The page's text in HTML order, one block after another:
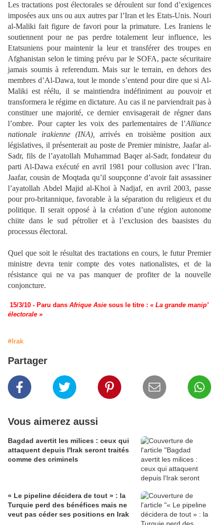
Les tractations post électorales se déroulent sur fond d’exigences
imposées aux uns ou aux autres par l’Iran et les Etats-Unis. Nouri
al-Maliki fait figure de favori pour la primature. Les Iraniens le
soutiennent pour ne pas perdre totalement leur influence, les
Etatsuniens pour maintenir la leur et transférer des troupes en
Afghanistan selon le timing prévu par le SOFA, pacte sécuritaire
jamais soumis à referendum. Mais sur le terrain, en dehors des
membres d’Al-Dawa, tout le monde s’entend pour dire que si Al-
Maliki est réélu, il se maintiendra indéfiniment au pouvoir et
transformera le régime en dictature. Au cas il ne parviendrait pas à
constituer une majorité, ce dernier envisagerait de régner dans
l’ombre. Pour capter les voix des parlementaires de l’Alliance
nationale irakienne (INA),
arrivés en troisième position aux
législatives, il présenterait au poste de Premier ministre, Jaafar al-
Sadr, fils de l’ayatollah Muhammad Baqer al-Sadr, fondateur du
parti Al-Dawa exécuté en avril 1981 pour collusion avec l’Iran.
Jaafar, cousin de Moqtada qu’il soupçonne d’avoir fait assassiner
l’ayatollah Abdel Majid al-Khoï à Nadjaf, en avril 2003, passe
pour pro-britannique, favorable à la séparation du religieux et du
politique. Il serait opposé à la création d’une région autonome
chiite dans le sud pétrolier et à l’exclusion des baasistes du
processus électoral.
Quel que soit le résultat des tractations en cours, le futur Premier
ministre devra tenir compte des votes nationalistes, et de la
résistance qui ne va pas manquer de profiter de la nouvelle
conjoncture.
15/3/10 - Paru dans Afrique Asie sous le titre : « La grande manip’
électorale »
#Irak
Partager
Vous aimerez aussi
Bagdad avertit les milices : ceux qui
attaquent depuis l'Irak seront traités
comme des criminels
« Le pipeline décidera de tout » : la
Turquie perd des bénéfices mais ne
veut pas céder ses positions en Irak